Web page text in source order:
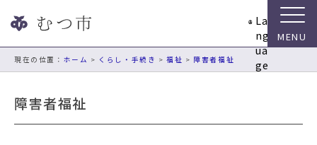
ビ
シ
La
ng
ua
ge
現在の位置： ホーム > くらし・手続き >福祉 > 障害者福祉
障害者福祉